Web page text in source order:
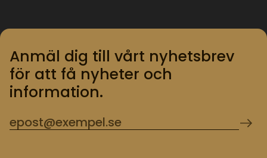
Anmäl dig till vårt nyhetsbrev
för att få nyheter och
information.